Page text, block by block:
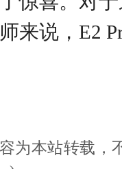
来说，E2
为本站转载，